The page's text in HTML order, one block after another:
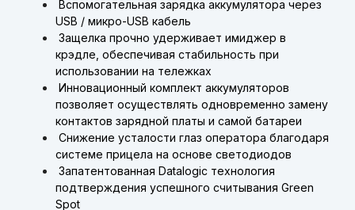
Вспомогательная зарядка аккумулятора через
USB / микро-USB кабель
Защелка прочно удерживает имиджер в
крэдле, обеспечивая стабильность при
использовании на тележках
Инновационный комплект аккумуляторов
позволяет осуществлять одновременно замену
контактов зарядной платы и самой батареи
Снижение усталости глаз оператора благодаря
системе прицела на основе светодиодов
Запатентованная Datalogic технология
подтверждения успешного считывания Green
Spot